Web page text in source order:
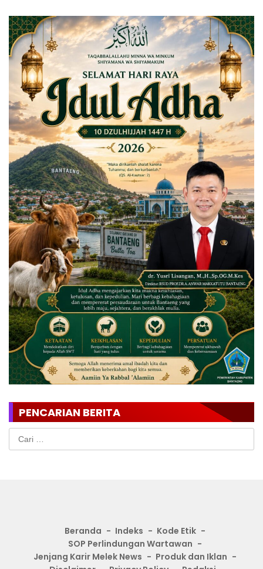
PENCARIAN BERITA
Cari
untuk:
Beranda Indeks
Kode Etik
SOP Perlindungan Wartawan
Jenjang Karir Melek News
Produk dan Iklan